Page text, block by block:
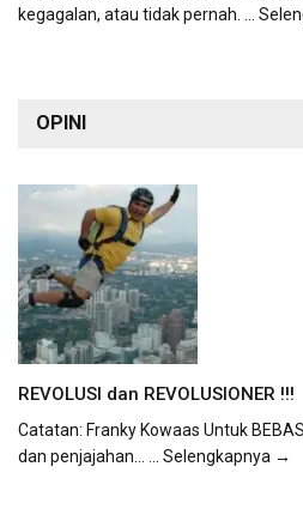
kegagalan, atau tidak pernah. ...
OPINI
REVOLUSI dan REVOLUSIONER !!!
Catatan: Franky Kowaas Untuk
dan penjajahan...
... Selengkapnya →